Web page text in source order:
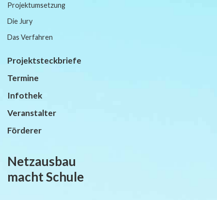
Projektumsetzung
Die Jury
Das Verfahren
Projektsteckbriefe
Termine
Infothek
Veranstalter
Förderer
Netzausbau
macht Schule